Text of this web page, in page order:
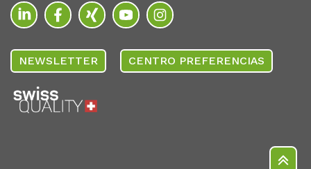
NEWSLETTER CENTRO PREFERENCIAS